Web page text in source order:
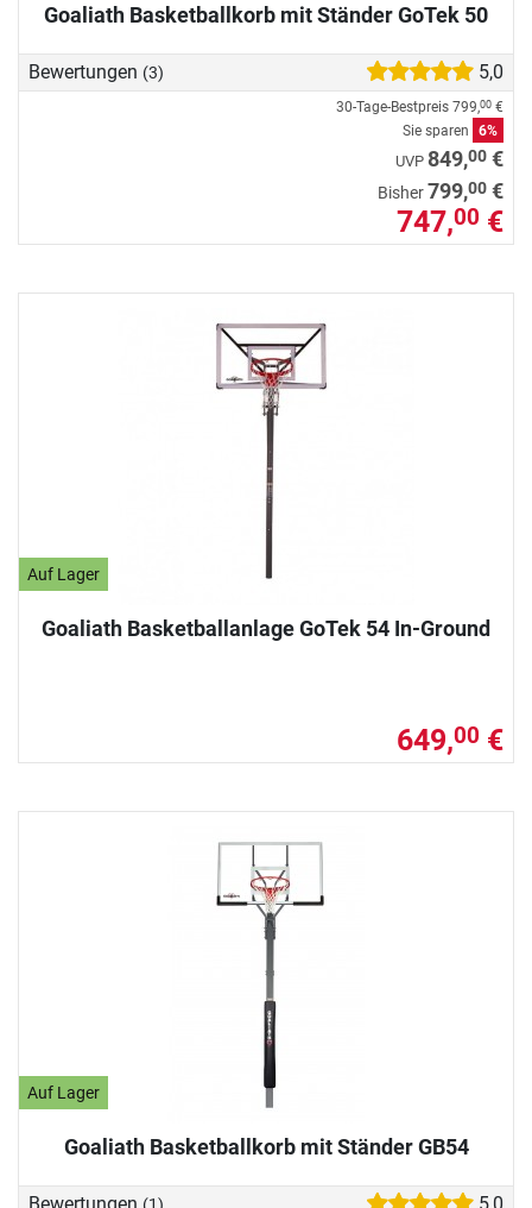
Goaliath Basketballkorb mit Ständer GoTek 50
Bewertungen (3) 5,0
30-Tage-Bestpreis 799,00 €
Sie sparen
6%
UVP 849,00 €
Bisher799,00 €
747,00 €
Auf Lager
Goaliath Basketballanlage GoTek 54 In-Ground
649,00 €
Auf Lager
Goaliath Basketballkorb mit Ständer GB54